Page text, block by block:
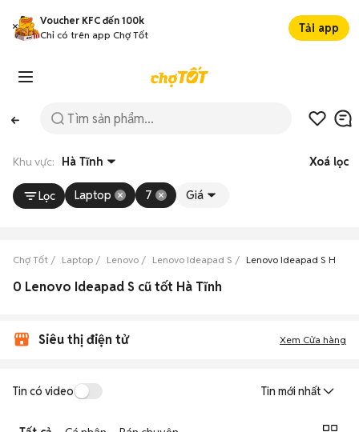
Voucher KFC đến 100k
Chỉ có trên app Chợ Tốt
Tải app
Khu vực: Hà Tĩnh Xoá lọc
Lọc Laptop 7 Giá
Chợ Tốt Laptop Lenovo Lenovo Ideapad S Lenovo Ideapad S Hà
0 Lenovo Ideapad S cũ tốt Hà Tĩnh
Siêu thị điện tử Xem Cửa hàng
Tin có video Tin mới nhất